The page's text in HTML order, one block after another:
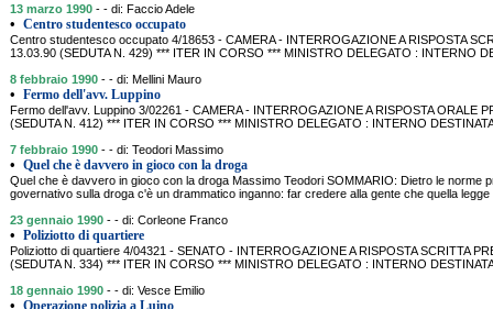
13 marzo 1990 - - di: Faccio Adele
• Centro studentesco occupato
Centro studentesco occupato 4/18653 - CAMERA - INTERROGAZIONE A RISPOSTA
13.03.90 (SEDUTA N. 429) *** ITER IN CORSO *** MINISTRO DELEGATO : INTERNO
8 febbraio 1990 - - di: Mellini Mauro
• Fermo dell'avv. Luppino
Fermo dell'avv. Luppino 3/02261 - CAMERA - INTERROGAZIONE A RISPOSTA ORALE
(SEDUTA N. 412) *** ITER IN CORSO *** MINISTRO DELEGATO : INTERNO
7 febbraio 1990 - - di: Teodori Massimo
• Quel che è davvero in gioco con la droga
Quel che è davvero in gioco con la droga Massimo Teodori SOMMARIO: Dietro le norme
governativo sulla droga c'è un drammatico inganno: far credere alla gente che quella
23 gennaio 1990 - - di: Corleone Franco
• Poliziotto di quartiere
Poliziotto di quartiere 4/04321 - SENATO - INTERROGAZIONE A RISPOSTA SCRITTA
(SEDUTA N. 334) *** ITER IN CORSO *** MINISTRO DELEGATO : INTERNO
18 gennaio 1990 - - di: Vesce Emilio
• Operazione polizia a Luino